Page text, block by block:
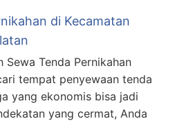
di Kecamatan
Sewa Tenda Pernikahan
tempat penyewaan tenda
yang ekonomis bisa jadi
yang cermat, Anda